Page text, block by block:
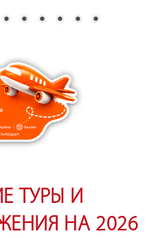
и отели
туриста
услуги
тура онлайн
ТУРЫ И
НА 2026